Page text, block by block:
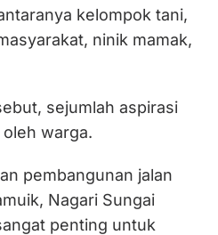
kelompok tani,
ninik mamak,
sejumlah aspirasi
warga.
pembangunan jalan
Nagari Sungai
penting untuk